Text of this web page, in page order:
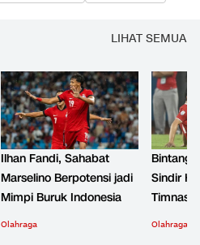
LIHAT SEMUA
Ilhan Fandi, Sahabat
Marselino Berpotensi jadi
Mimpi Buruk Indonesia
Olahraga
Bintang
Sindir
Timnas
Olahraga